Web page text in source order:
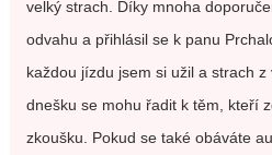
velký strach. Díky mnoha
odvahu a přihlásil se k panu
každou jízdu jsem si užil a strach
dnešku se mohu řadit k těm, kteří
zkoušku. Pokud se také obáváte